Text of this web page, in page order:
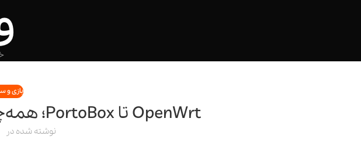
بازی و
OpenWrt تا PortoBox؛ همه‌چیز درباره سیستم‌عامل روتر هوشمند
نوشته شده در